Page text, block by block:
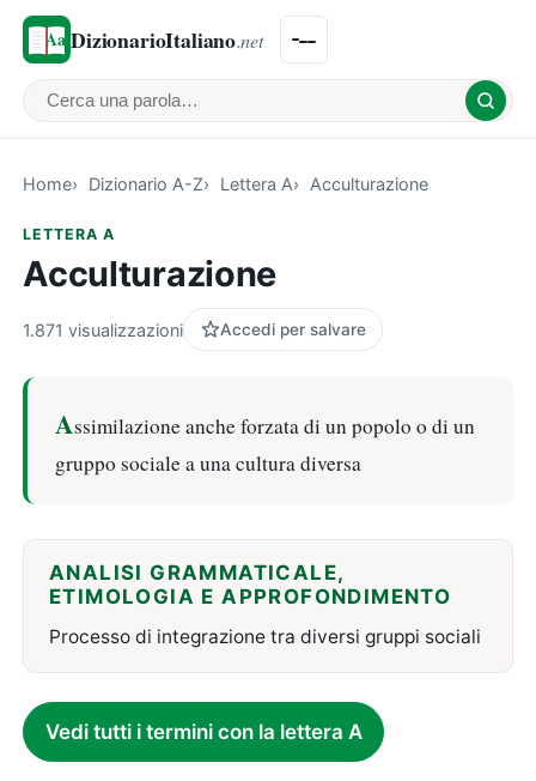
DizionarioItaliano.net
Cerca una parola
Home Dizionario A-Z Lettera A Acculturazione
LETTERA A
Acculturazione
1.871 visualizzazioni Accedi per salvare
Assimilazione anche forzata di un popolo o di un
gruppo sociale a una cultura diversa
ANALISI GRAMMATICALE,
ETIMOLOGIA E APPROFONDIMENTO
Processo di integrazione tra diversi gruppi sociali
Vedi tutti i termini con la lettera A